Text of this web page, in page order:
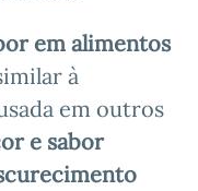
em alimentos
à
em outros
e sabor